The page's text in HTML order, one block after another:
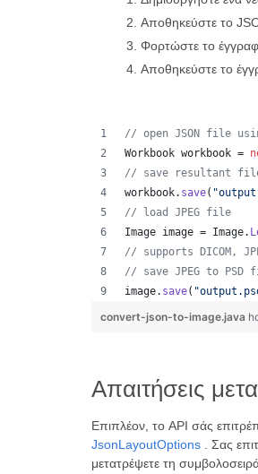
Αποθηκεύστε το
Φορτώστε το
Αποθηκεύστε το
// open JSON file
Workbook workbook =
// save resultant file
workbook. save(
// load JPEG file
Image image = Image.
// supports DICOM,
// save JPEG to PSD
image. save(
convert-json-to-image.java
Απαιτήσεις
Επιπλέον, το API σάς
JsonLayoutOptions . Σας
μετατρέψετε τη